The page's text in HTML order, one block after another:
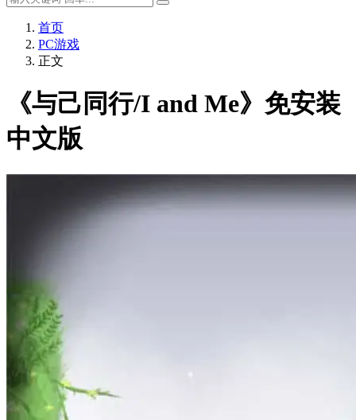
首页
PC游戏
正文
《与己同行/I and Me》免安装
中文版